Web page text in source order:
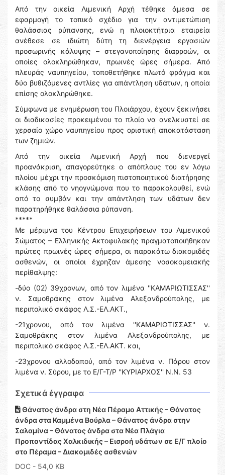
Από την οικεία Λιμενική Αρχή τέθηκε άμεσα σε
εφαρμογή το τοπικό σχέδιο για την αντιμετώπιση
θαλάσσιας ρύπανσης, ενώ η πλοιοκτήτρια εταιρεία
ανέθεσε σε ιδιώτη δύτη τη διενέργεια εργασιών
προσωρινής κάλυψης – στεγανοποίησης διαρροών, οι
οποίες ολοκληρώθηκαν, πρωινές ώρες σήμερα. Από
πλευράς ναυπηγείου, τοποθετήθηκε πλωτό φράγμα και
δύο βυθιζόμενες αντλίες για απάντληση υδάτων, η οποία
επίσης ολοκληρώθηκε.
Σύμφωνα με ενημέρωση του Πλοιάρχου, έχουν ξεκινήσει
οι διαδικασίες προκειμένου το πλοίο να ανελκυστεί σε
χερσαίο χώρο ναυπηγείου προς οριστική αποκατάσταση
των ζημιών.
Από την οικεία Λιμενική Αρχή που διενεργεί
προανάκριση, απαγορεύτηκε ο απόπλους του εν λόγω
πλοίου μέχρι την προσκόμιση πιστοποιητικού διατήρησης
κλάσης από το νηογνώμονα που το παρακολουθεί, ενώ
από το συμβάν και την απάντληση των υδάτων δεν
παρατηρήθηκε θαλάσσια ρύπανση.
*****
Με μέριμνα του Κέντρου Επιχειρήσεων του Λιμενικού
Σώματος – Ελληνικής Ακτοφυλακής πραγματοποιήθηκαν
πρώτες πρωινές ώρες σήμερα, οι παρακάτω διακομιδές
ασθενών, οι οποίοι έχρηζαν άμεσης νοσοκομειακής
περίθαλψης:
-δύο (02) 39χρονων, από τον λιμένα ''ΚΑΜΑΡΙΩΤΙΣΣΑΣ''
ν. Σαμοθράκης στον λιμένα Αλεξανδρούπολης, με
περιπολικό σκάφος Λ.Σ.-ΕΛ.ΑΚΤ.,
-21χρονου, από τον λιμένα ''ΚΑΜΑΡΙΩΤΙΣΣΑΣ'' ν.
Σαμοθράκης στον λιμένα Αλεξανδρούπολης, με
περιπολικό σκάφος Λ.Σ.-ΕΛ.ΑΚΤ. και,
-23χρονου αλλοδαπού, από τον λιμένα ν. Πάρου στον
λιμένα ν. Σύρου, με το Ε/Γ-Τ/Ρ ''ΚΥΡΙΑΡΧΟΣ'' Ν.Ν. 53
Σχετικά έγγραφα
Θάνατος άνδρα στη Νέα Πέραμο Αττικής – Θάνατος
άνδρα στα Καμμένα Βούρλα – Θάνατος άνδρα στην
Σαλαμίνα – Θάνατος άνδρα στα Νέα Πλάγια
Προποντίδας Χαλκιδικής – Εισροή υδάτων σε Ε/Γ πλοίο
στο Πέραμα – Διακομιδές ασθενών
DOC - 54,0 KB